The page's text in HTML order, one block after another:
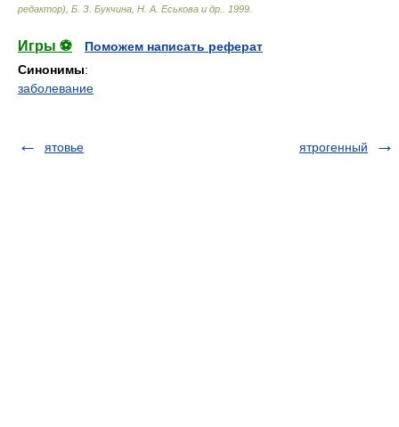
редактор), Б. З. Букчина, Н. А. Еськова и др.
1999
Игры ⚽
Поможем написать реферат
Синонимы:
заболевание
ятовье ятрогенный